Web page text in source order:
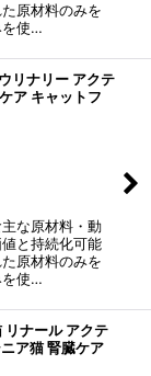
原材料のみを
を使…
リナリー アクテ
ア キャットフ
な原材料・動
と持続化可能
原材料のみを
を使…
ナール アクテ
ア猫 腎臓ケア